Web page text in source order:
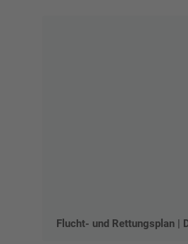
Flucht- und Rettungsplan |